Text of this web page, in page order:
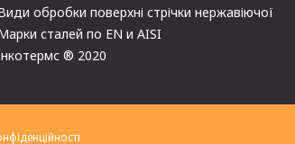
обробки поверхні стрічки нержавіючої
сталей по EN и AISI
® 2020